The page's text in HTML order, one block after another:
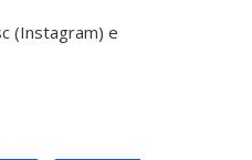
(Instagram) e